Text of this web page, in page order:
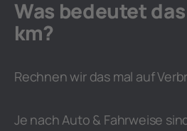
Was bedeutet
km?
Rechnen wir das mal auf
Je nach Auto & Fahrweise